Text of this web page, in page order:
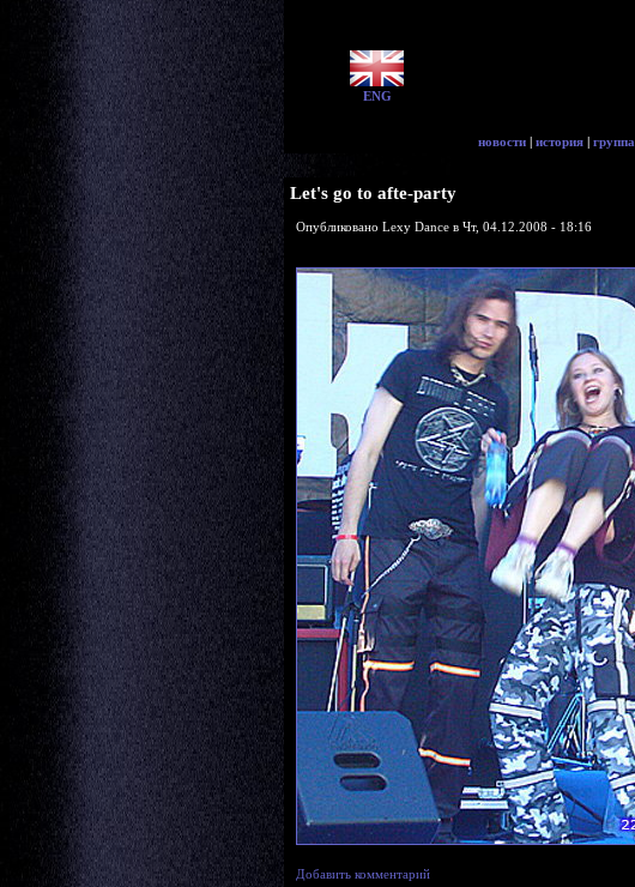
ENG
новости | история | группа
Let's go to afte-party
Опубликовано Lexy Dance в Чт, 04.12.2008 - 18:16
Добавить комментарий